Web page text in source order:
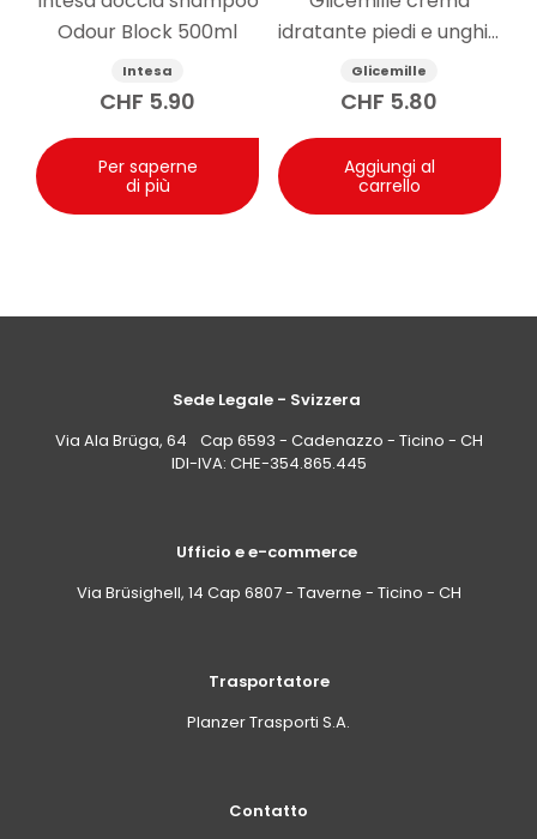
metalli pesanti nichel, cromo e cobalto con valori
inferiori a 0,0001%.
Odour Block 500ml
Intesa
CHF 5.90
Per saperne
di più
idratante piedi e unghie
100ml
Glicemille
CHF 5.80
Aggiungi al
carrello
Sede Legale - Svizzera
Via Ala Brüga, 64 Cap 6593 - Cadenazzo - Ticino - CH
IDI-IVA: CHE-354.865.445
Ufficio e e-commerce
Via Brüsighell, 14 Cap 6807 - Taverne - Ticino - CH
Trasportatore
Planzer Trasporti S.A.
Contatto